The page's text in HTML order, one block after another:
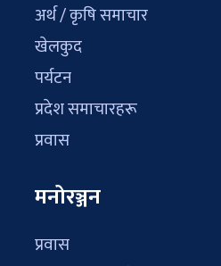
अर्थ / कृषि समाचार
खेलकुद
पर्यटन
प्रदेश समाचारहरू
प्रवास
मनोरञ्जन
प्रवास